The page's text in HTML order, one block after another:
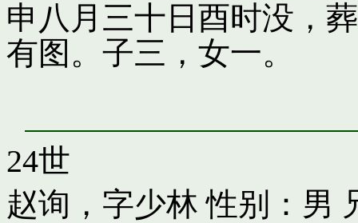
申八月三十日酉时没，
有图。子三，女一。
24世
赵询，字少林 性别：男